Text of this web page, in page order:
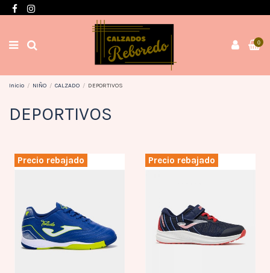
0
Inicio NIÑO CALZADO DEPORTIVOS
DEPORTIVOS
Precio rebajado Precio rebajado